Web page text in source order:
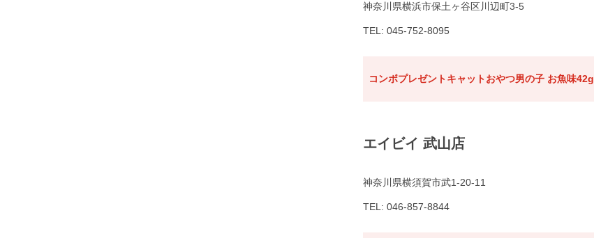
神奈川県横浜市保土ヶ谷区川辺町3-5
TEL: 045-752-8095
コンボプレゼントキャットおやつ男の子 お魚味42g
エイビイ 武山店
神奈川県横須賀市武1-20-11
TEL: 046-857-8844